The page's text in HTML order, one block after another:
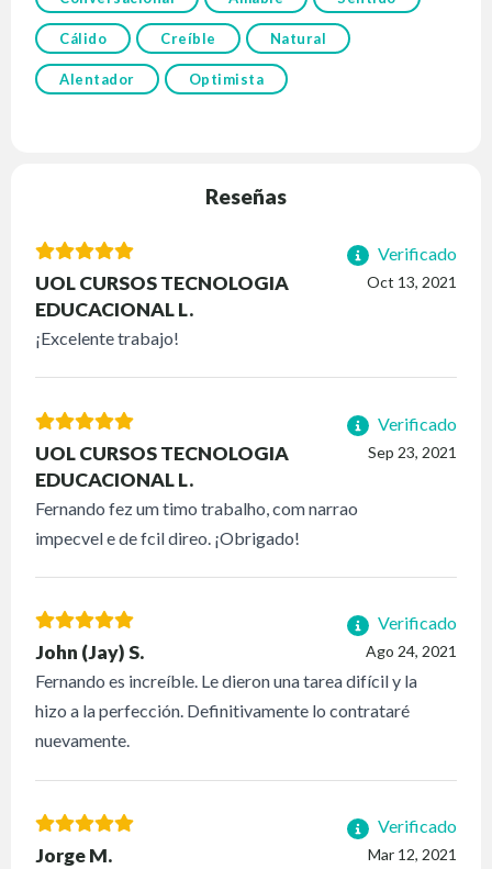
Cálido Creíble Natural
Alentador Optimista
Reseñas
Verificado
Oct 13, 2021
UOL CURSOS TECNOLOGIA
EDUCACIONAL L.
¡Excelente trabajo!
Verificado
Sep 23, 2021
UOL CURSOS TECNOLOGIA
EDUCACIONAL L.
Fernando fez um timo trabalho, com narrao
impecvel e de fcil direo. ¡Obrigado!
Verificado
Ago 24, 2021
John (Jay) S.
Fernando es increíble. Le dieron una tarea difícil y la
hizo a la perfección. Definitivamente lo contrataré
nuevamente.
Verificado
Mar 12, 2021
Jorge M.